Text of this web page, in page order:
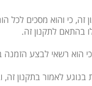
זה, כי והוא מסכים לכל
בהתאם לתקנון זה.